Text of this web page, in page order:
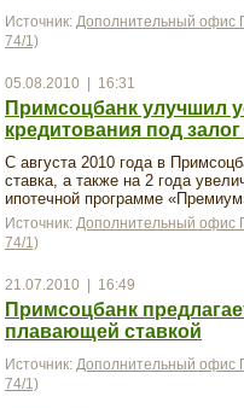
Источник: Дополнительный офис
74/1)
05.08.2010 | 16:31
Примсоцбанк улучшил
кредитования под
С августа 2010 года в
ставка, а также на 2 года
ипотечной программе
Источник: Дополнительный офис
74/1)
21.07.2010 | 16:49
Примсоцбанк
плавающей ставкой
Источник: Дополнительный офис
74/1)